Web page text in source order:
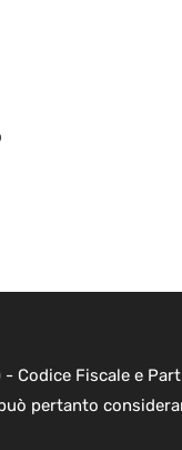
Codice Fiscale e
pertanto